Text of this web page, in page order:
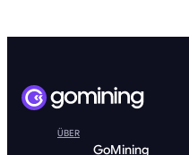
ÜBER
GoMining